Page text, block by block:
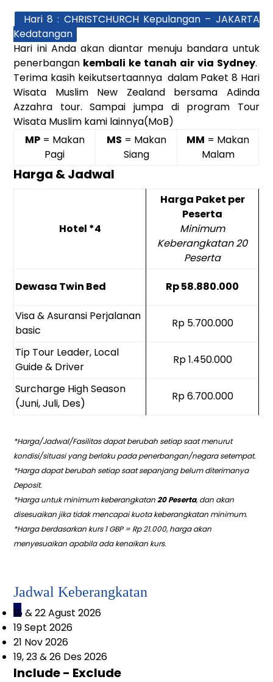
Hari 8 : CHRISTCHURCH Kepulangan – JAKARTA
Kedatangan
Hari ini Anda akan diantar menuju bandara untuk
penerbangan kembali ke tanah air via Sydney.
Terima kasih keikutsertaannya dalam Paket 8 Hari
Wisata Muslim New Zealandbersama Adinda
Azzahra tour. Sampai jumpa di program Tour
Wisata Muslim kami lainnya(MoB)
MP= Makan
Pagi
MS = Makan
Siang
MM = Makan
Malam
Harga & Jadwal
Hotel *4
Harga Paket per
Peserta
Minimum
Keberangkatan 20
Peserta
Dewasa Twin Bed Rp 58.880.000
Visa & Asuransi Perjalanan
basic
Rp 5.700.000
Tip Tour Leader, Local
Guide & Driver
Rp 1.450.000
Surcharge High Season
(Juni, Juli, Des)
Rp 6.700.000
*Harga/Jadwal/Fasilitas dapat berubah setiap saat menurut
kondisi/situasi yang berlaku pada penerbangan/negara setempat.
*Harga dapat berubah setiap saat sepanjang belum diterimanya
Deposit.
*Harga untuk minimum keberangkatan20 Peserta, dan akan
disesuaikan jika tidak mencapai kuota keberangkatan minimum.
*Harga berdasarkan kurs 1 GBP = Rp 21.000, harga akan
menyesuaikan apabila ada kenaikan kurs.
Jadwal Keberangkatan
_
15 & 22 Agust 2026
19 Sept 2026
21 Nov 2026
19, 23 & 26 Des 2026
Include - Exclude